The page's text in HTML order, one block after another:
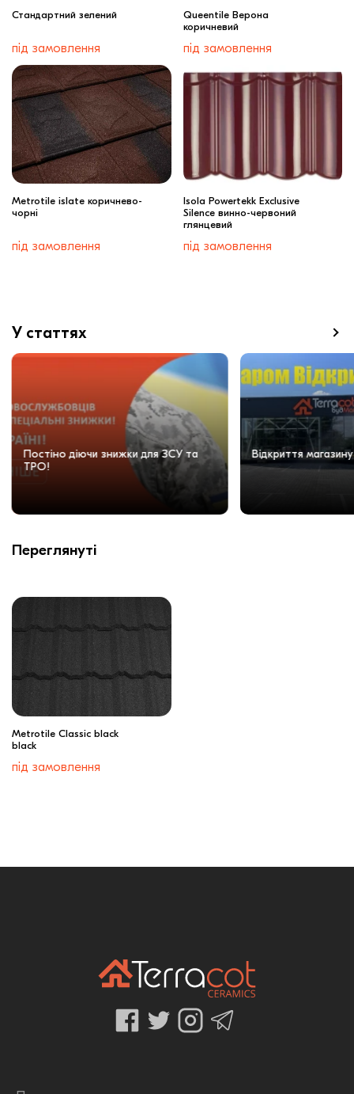
Стандартний зелений
під замовлення
Queentile Верона
коричневий
під замовлення
Metrotile islate коричнево-
чорні
під замовлення
Isola Powertekk Exclusive
Silence винно-червоний
глянцевий
під замовлення
У статтях
Постіно діючи знижки для ЗСУ та
ТРО!
Відкриття магазину
Переглянуті
Metrotile Classic black
black
під замовлення